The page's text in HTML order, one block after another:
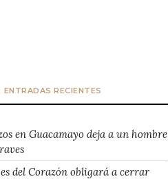
ENTRADAS RECIENTES
en Guacamayo deja a un hombre
del Corazón obligará a cerrar